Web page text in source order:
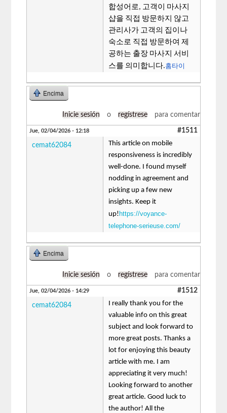
합성어로, 고객이 마사지
샵을 직접 방문하지 않고
관리사가 고객의 집이나
숙소로 직접 방문하여 제
공하는 출장 마사지 서비
스를 의미합니다.홈타이
Encima
Inicie sesión o regístrese para comentar
Jue, 02/04/2026 - 12:18 #1511
cemat62084
This article on mobile
responsiveness is incredibly
well-done. I found myself
nodding in agreement and
picking up a few new
insights. Keep it
up! https://voyance-
telephone-serieuse.com/
Encima
Inicie sesión o regístrese para comentar
Jue, 02/04/2026 - 14:29 #1512
cemat62084
I really thank you for the
valuable info on this great
subject and look forward to
more great posts. Thanks a
lot for enjoying this beauty
article with me. I am
appreciating it very much!
Looking forward to another
great article. Good luck to
the author! All the